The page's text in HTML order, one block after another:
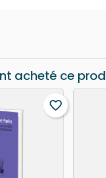
acheté ce
favorite_border